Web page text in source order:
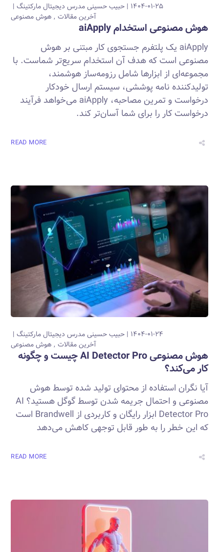
۱۴۰۴-۰۱-۲۵ حبیب حسینیمدرس دیجیتال مارکتینگ
آخرین مقالات
هوش مصنوعی
هوش مصنوعی استخدام aiApply
aiApply یک پلتفرم جستجوی کار مبتنی بر هوش
مصنوعی است که هدف آن استخدام سریع‌تر شماست. با
مجموعه‌ای از ابزارها شامل رزومه‌ساز هوشمند،
تولیدکننده نامه پوششی، سیستم ارسال خودکار
درخواست و تمرین مصاحبه، aiApply می‌خواهد فرآیند
درخواست کار را برای شما آسان‌تر کند.
READ MORE
۱۴۰۴-۰۱-۲۴ حبیب حسینیمدرس دیجیتال مارکتینگ
آخرین مقالات
هوش مصنوعی
هوش مصنوعی AI Detector Pro چیست و چگونه
کار می‌کند؟
آیا نگران استفاده از محتوای تولید شده توسط هوش
مصنوعی و احتمال جریمه شدن توسط گوگل هستید؟ AI
Detector Pro ابزار رایگان و کاربردی از Brandwell است
که این خطر را به طور قابل توجهی کاهش می‌دهد
READ MORE